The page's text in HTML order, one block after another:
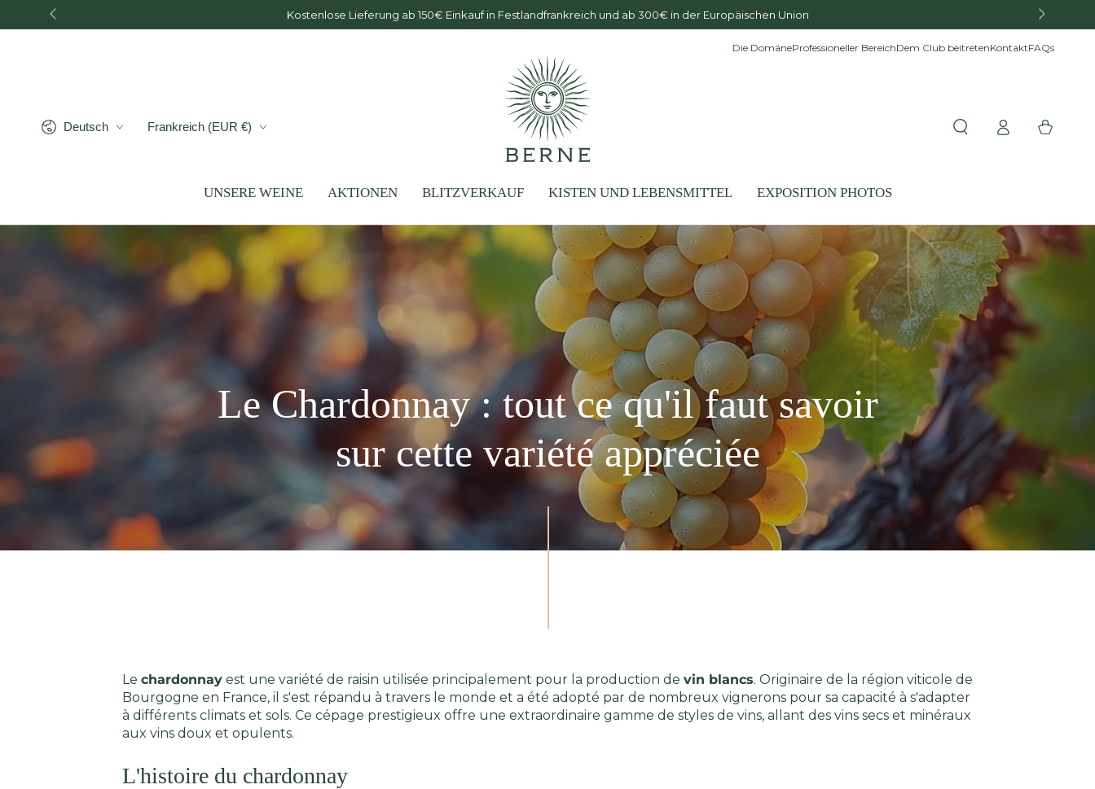
ZUM INHALT
SPRINGEN
Kostenlose Lieferung ab 150€ Einkauf in Festlandfrankreich und ab 300€ in der Europäischen Union
Die DomäneProfessioneller BereichDem Club beitretenKontaktFAQs
SpracheDeutsch Land/Region
Frankreich (EUR €)
UNSERE WEINE AKTIONEN BLITZVERKAUF KISTEN UND LEBENSMITTEL EXPOSITION PHOTOS
EinloggenWarenkorb
Le Chardonnay : tout ce qu'il faut savoir
sur cette variété appréciée
Le chardonnay est une variété de raisin utilisée principalement pour la production de vin blancs. Originaire de la région viticole de
Bourgogne en France, il s'est répandu à travers le monde et a été adopté par de nombreux vignerons pour sa capacité à s'adapter
à différents climats et sols. Ce cépage prestigieux offre une extraordinaire gamme de styles de vins, allant des vins secs et minéraux
aux vins doux et opulents.
L'histoire du chardonnay